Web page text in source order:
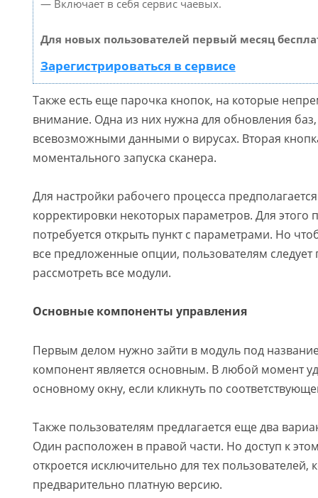
— Включает в себя сервис чаевых.
Для новых пользователей первый месяц
Зарегистрироваться в сервисе
Также есть еще парочка кнопок, на которые
внимание. Одна из них нужна для обновления
всевозможными данными о вирусах. Вторая
моментального запуска сканера.
Для настройки рабочего процесса
корректировки некоторых параметров. Для этого
потребуется открыть пункт с параметрами. Но
все предложенные опции, пользователям следует
рассмотреть все модули.
Основные компоненты управления
Первым делом нужно зайти в модуль под
компонент является основным. В любой момент
основному окну, если кликнуть по
Также пользователям предлагается еще два
Один расположен в правой части. Но доступ к
откроется исключительно для тех
предварительно платную версию.